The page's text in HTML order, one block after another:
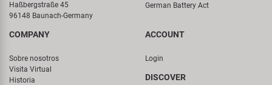
Haßbergstraße 45
96148 Baunach-Germany
German Battery Act
COMPANY
Sobre nosotros
Visita Virtual
Historia
ACCOUNT
Login
DISCOVER